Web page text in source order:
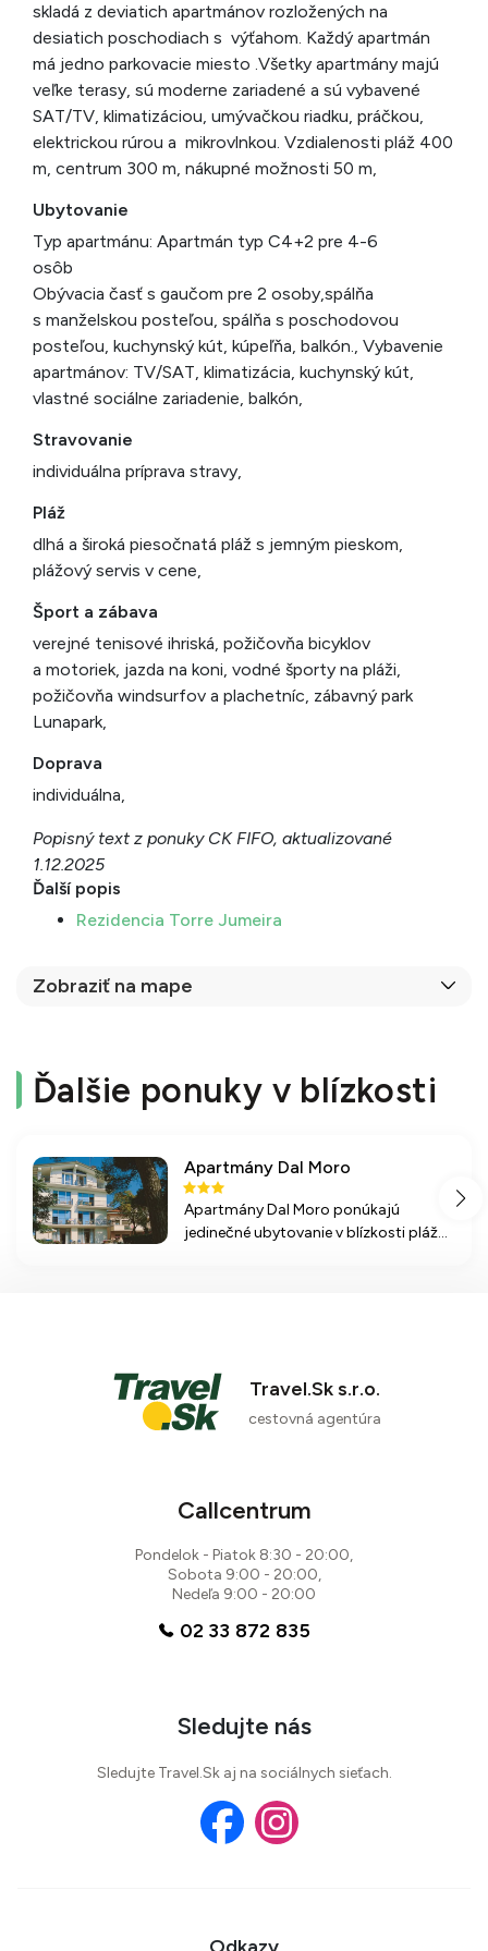
skladá z deviatich apartmánov rozložených na
desiatich poschodiach s výťahom. Každý apartmán
má jedno parkovacie miesto .Všetky apartmány majú
veľke terasy, sú moderne zariadené a sú vybavené
SAT/TV, klimatizáciou, umývačkou riadku, práčkou,
elektrickou rúrou a mikrovlnkou. Vzdialenosti pláž 400
m, centrum 300 m, nákupné možnosti 50 m,
Ubytovanie
Typ apartmánu: Apartmán typ C4+2 pre 4-6
Obývacia časť s gaučom pre 2 osoby,spálňa
s manželskou posteľou, spálňa s poschodovou
posteľou, kuchynský kút, kúpeľňa, balkón., Vybavenie
apartmánov: TV/SAT, klimatizácia, kuchynský kút,
vlastné sociálne zariadenie, balkón,
Stravovanie
individuálna príprava stravy,
Pláž
dlhá a široká piesočnatá pláž s jemným pieskom,
plážový servis v cene,
Šport a zábava
verejné tenisové ihriská, požičovňa bicyklov
a motoriek, jazda na koni, vodné športy na pláži,
požičovňa windsurfov a plachetníc, zábavný park
Lunapark,
Doprava
individuálna,
Popisný text z ponuky CK FIFO, aktualizované
1.12.2025
Ďalší popis
Rezidencia Torre Jumeira
Zobraziť na mape
Ďalšie ponuky v blízkosti
Apartmány Dal Moro
Apartmány Dal Moro ponúkajú
jedinečné ubytovanie v blízkosti pláže
Travel.Sk s.r.o.
cestovná agentúra
Callcentrum
Pondelok - Piatok 8:30 - 20:00,
Sobota 9:00 - 20:00,
Nedeľa 9:00 - 20:00
02 33 872 835
Sledujte nás
Sledujte Travel.Sk aj na sociálnych sieťach.